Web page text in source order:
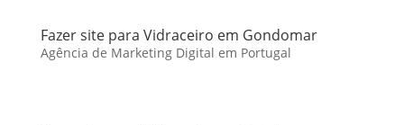
Fazer site para Vidraceiro em Gondomar
Agência de Marketing Digital em Portugal